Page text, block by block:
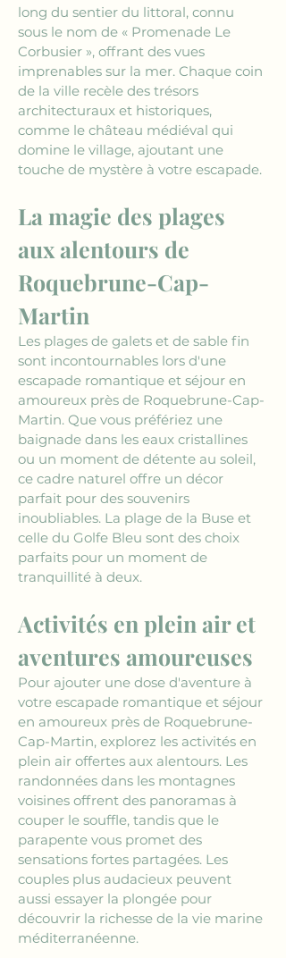
long du sentier du littoral, connu
sous le nom de « Promenade Le
Corbusier », offrant des vues
imprenables sur la mer. Chaque coin
de la ville recèle des trésors
architecturaux et historiques,
comme le château médiéval qui
domine le village, ajoutant une
touche de mystère à votre escapade.
La magie des plages
aux alentours de
Roquebrune-Cap-
Martin
Les plages de galets et de sable fin
sont incontournables lors d'une
escapade romantique et séjour en
amoureux près de Roquebrune-Cap-
Martin. Que vous préfériez une
baignade dans les eaux cristallines
ou un moment de détente au soleil,
ce cadre naturel offre un décor
parfait pour des souvenirs
inoubliables. La plage de la Buse et
celle du Golfe Bleu sont des choix
parfaits pour un moment de
tranquillité à deux.
Activités en plein air et
aventures amoureuses
Pour ajouter une dose d'aventure à
votre escapade romantique et séjour
en amoureux près de Roquebrune-
Cap-Martin, explorez les activités en
plein air offertes aux alentours. Les
randonnées dans les montagnes
voisines offrent des panoramas à
couper le souffle, tandis que le
parapente vous promet des
sensations fortes partagées. Les
couples plus audacieux peuvent
aussi essayer la plongée pour
découvrir la richesse de la vie marine
méditerranéenne.